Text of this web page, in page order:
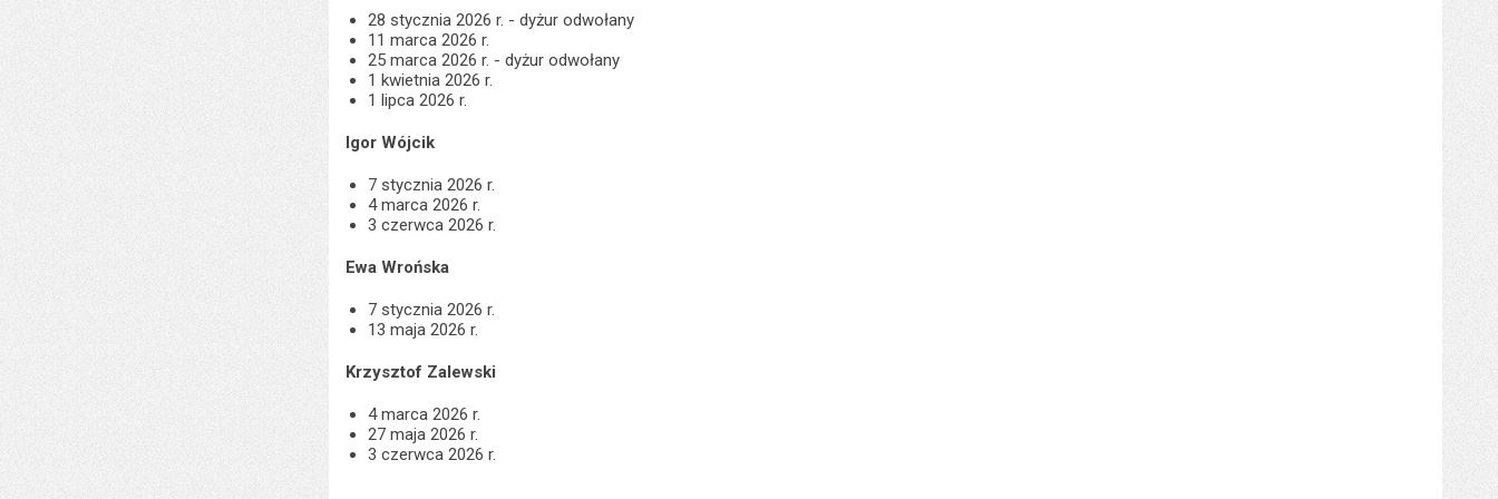
28 stycznia 2026 r. - dyżur odwołany
11 marca 2026 r.
25 marca 2026 r. - dyżur odwołany
1 kwietnia 2026 r.
1 lipca 2026 r.
Igor Wójcik
7 stycznia 2026 r.
4 marca 2026 r.
3 czerwca 2026 r.
Ewa Wrońska
7 stycznia 2026 r.
13 maja 2026 r.
Krzysztof Zalewski
4 marca 2026 r.
27 maja 2026 r.
3 czerwca 2026 r.